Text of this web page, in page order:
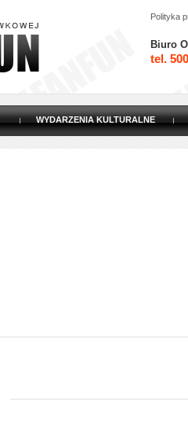
Polityka
Biuro
tel.
WYDARZENIA KULTURALNE